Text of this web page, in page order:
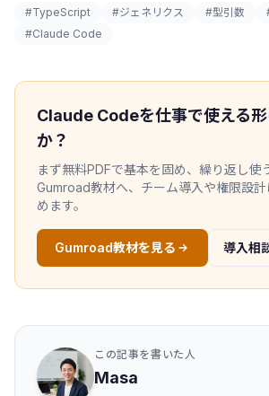
#TypeScript #ジェネリクス #型引数
#Claude Code
Claude Codeを仕事で使える
か？
まず無料PDFで基本を固め、繰り返し使
Gumroad教材へ、チーム導入や権限設
めます。
Gumroad教材を見る 導入相
この記事を書いた人
Masa